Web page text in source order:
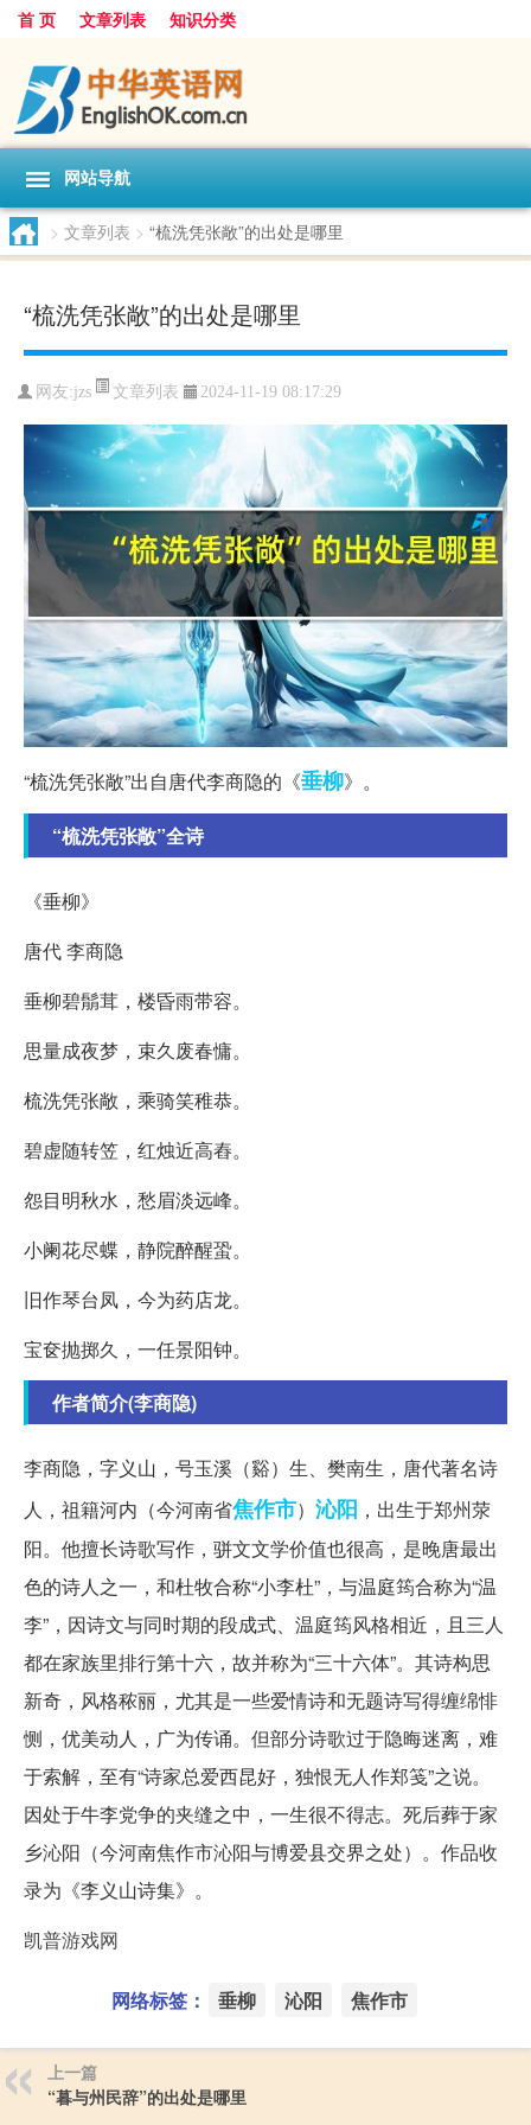
首 页 文章列表 知识分类
网站导航
> 文章列表 > “梳洗凭张敞”的出处是哪里
“梳洗凭张敞”的出处是哪里
网友:jzs 文章列表 2024-11-19 08:17:29
“梳洗凭张敞”出自唐代李商隐的《垂柳》。
“梳洗凭张敞”全诗
《垂柳》
唐代 李商隐
垂柳碧鬅茸，楼昏雨带容。
思量成夜梦，束久废春慵。
梳洗凭张敞，乘骑笑稚恭。
碧虚随转笠，红烛近高舂。
怨目明秋水，愁眉淡远峰。
小阑花尽蝶，静院醉醒蛩。
旧作琴台凤，今为药店龙。
宝奁抛掷久，一任景阳钟。
作者简介(李商隐)
李商隐，字义山，号玉溪（谿）生、樊南生，唐代著名诗
人，祖籍河内（今河南省焦作市） 沁阳 ，出生于郑州荥
阳。他擅长诗歌写作，骈文文学价值也很高，是晚唐最出
色的诗人之一，和杜牧合称“小李杜”，与温庭筠合称为“温
李”，因诗文与同时期的段成式、温庭筠风格相近，且三人
都在家族里排行第十六，故并称为“三十六体”。其诗构思
新奇，风格秾丽，尤其是一些爱情诗和无题诗写得缠绵悱
恻，优美动人，广为传诵。但部分诗歌过于隐晦迷离，难
于索解，至有“诗家总爱西昆好，独恨无人作郑笺”之说。
因处于牛李党争的夹缝之中，一生很不得志。死后葬于家
乡沁阳（今河南焦作市沁阳与博爱县交界之处）。作品收
录为《李义山诗集》。
凯普游戏网
网络标签： 垂柳 沁阳 焦作市
上一篇
“暮与州民辞”的出处是哪里